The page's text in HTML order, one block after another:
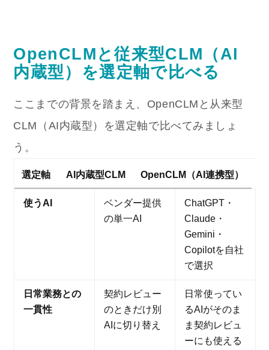
OpenCLMと従来型CLM（AI
内蔵型）を選定軸で比べる
ここまでの背景を踏まえ、OpenCLMと从来型
CLM（AI内蔵型）を選定軸で比べてみましょ
う。
選定軸 AI内蔵型CLM OpenCLM（AI連携型）
使うAI
ベンダー提供
の単一AI
ChatGPT・
Claude・
Gemini・
Copilotを自社
で選択
日常業務との
一貫性
契約レビュー
のときだけ別
AIに切り替え
日常使ってい
るAIがそのま
ま契約レビュ
ーにも使える